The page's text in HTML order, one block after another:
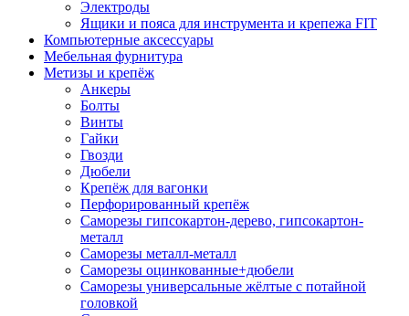
Электроды
Ящики и пояса для инструмента и крепежа FIT
Компьютерные аксессуары
Мебельная фурнитура
Метизы и крепёж
Анкеры
Болты
Винты
Гайки
Гвозди
Дюбели
Крепёж для вагонки
Перфорированный крепёж
Саморезы гипсокартон-дерево, гипсокартон-
металл
Саморезы металл-металл
Саморезы оцинкованные+дюбели
Саморезы универсальные жёлтые с потайной
головкой